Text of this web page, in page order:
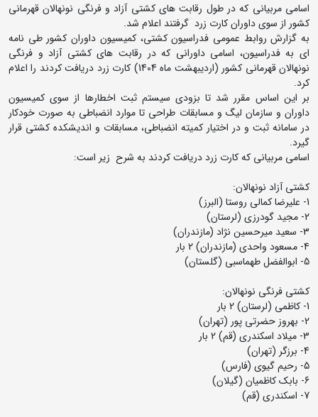
اسامی مربیانی که در طول رقابت های کشتی آزاد و فرنگی نونهالان قهرمانی
کشور از سوی داوران کارت زرد گرفتند اعلام شد.
به گزارش روابط عمومی فدراسیون کشتی، کمیسیون داوران کشور طی نامه
ای به فدراسیون، اسامی داورانی که در رقابت های کشتی آزاد و فرنگی
نونهالان قهرمانی کشور (اردیبهشت ماه 1404) کارت زرد دریافت کردند را اعلام
کرد.
بر این اساس مقرر شد تا بزودی سیستم ثبت اخطارها از سوی کمیسیون
داوران و سازمان لیگ و مسابقات طراحی تا موارد انضباطی به صورت خودکار
در سامانه ثبت و در اختیار کمیته انضباطی، مسابقات و اندیشکده کشتی قرار
گیرد.
اسامی مربیانی که کارت زرد دریافت کردند به شرح زیر است:
کشتی آزاد نونهالان:
1- علیرضا کمالی روستا (البرز)
2- مجید گودرزی (لرستان)
3- سعید میرحسین نژاد (مازندران)
4- مسعود واحدی (مازندران) 2 بار
5- ابوالفضل طهماسبی (گلستان)
کشتی فرنگی نونهالان:
1- کاظمی (لرستان) 2 بار
2- بهروز حضرتی پور (تهران)
3- میلاد اسکندری (قم) 2 بار
4- برزگر (تهران)
5- رحیم گیوی (فارس)
6- بابک کاظمیان (گیلان)
7- اسکندری (قم)